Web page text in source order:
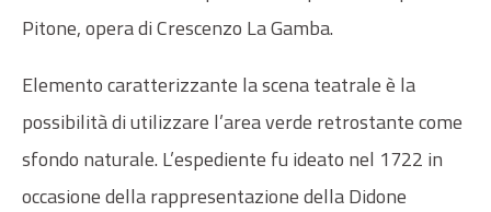
Pitone, opera di Crescenzo La Gamba.
Elemento caratterizzante la scena teatrale è la
possibilità di utilizzare l’area verde retrostante come
sfondo naturale. L’espediente fu ideato nel 1722 in
occasione della rappresentazione della Didone